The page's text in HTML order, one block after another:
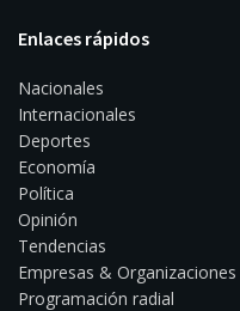
Enlaces rápidos
Nacionales
Internacionales
Deportes
Economía
Política
Opinión
Tendencias
Empresas & Organizaciones
Programación radial